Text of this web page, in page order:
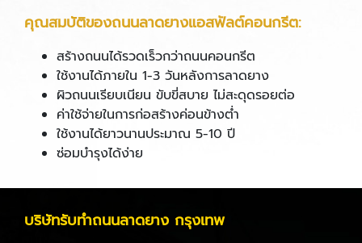
คุณสมบัติของถนนลาดยางแอสฟัลต์คอนกรีต:
สร้างถนนได้รวดเร็วกว่าถนนคอนกรีต
ใช้งานได้ภายใน 1-3 วันหลังการลาดยาง
ผิวถนนเรียบเนียน ขับขี่สบาย ไม่สะดุดรอยต่อ
ค่าใช้จ่ายในการก่อสร้างค่อนข้างต่ำ
ใช้งานได้ยาวนานประมาณ 5-10 ปี
ซ่อมบำรุงได้ง่าย
บริษัทรับทำถนนลาดยาง กรุงเทพ